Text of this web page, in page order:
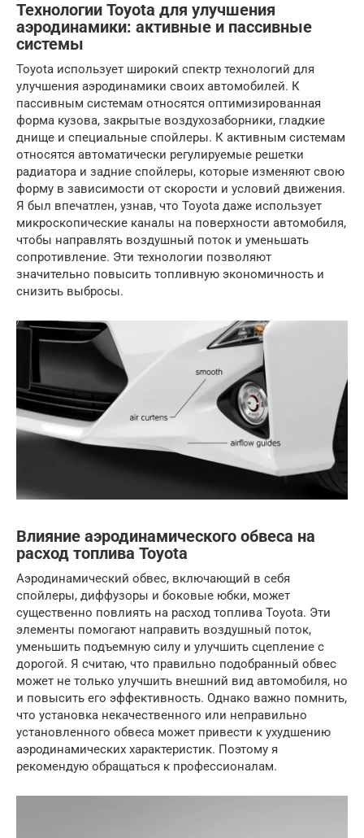
Технологии Toyota для улучшения
аэродинамики: активные и пассивные
системы
Toyota использует широкий спектр технологий для
улучшения аэродинамики своих автомобилей. К
пассивным системам относятся оптимизированная
форма кузова, закрытые воздухозаборники, гладкие
днище и специальные спойлеры. К активным системам
относятся автоматически регулируемые решетки
радиатора и задние спойлеры, которые изменяют свою
форму в зависимости от скорости и условий движения.
Я был впечатлен, узнав, что Toyota даже использует
микроскопические каналы на поверхности автомобиля,
чтобы направлять воздушный поток и уменьшать
сопротивление. Эти технологии позволяют
значительно повысить топливную экономичность и
снизить выбросы.
Влияние аэродинамического обвеса на
расход топлива Toyota
Аэродинамический обвес, включающий в себя
спойлеры, диффузоры и боковые юбки, может
существенно повлиять на расход топлива Toyota. Эти
элементы помогают направить воздушный поток,
уменьшить подъемную силу и улучшить сцепление с
дорогой. Я считаю, что правильно подобранный обвес
может не только улучшить внешний вид автомобиля, но
и повысить его эффективность. Однако важно помнить,
что установка некачественного или неправильно
установленного обвеса может привести к ухудшению
аэродинамических характеристик. Поэтому я
рекомендую обращаться к профессионалам.